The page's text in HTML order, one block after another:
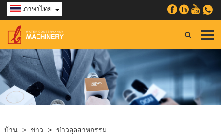
ภาษาไทย
บ้าน > ข่าว > ข่าวอุตสาหกรรม